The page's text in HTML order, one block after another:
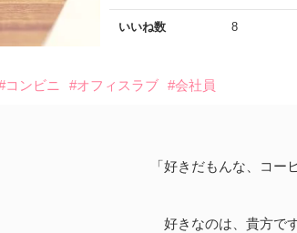
いいね数 8
コンビニ #オフィスラブ #会社員
「好きだもんな、コー
好きなのは、貴方です